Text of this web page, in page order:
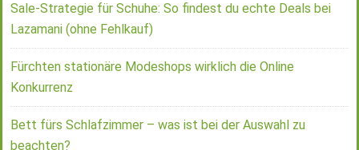
Sale-Strategie für Schuhe: So findest du echte Deals bei
Lazamani (ohne Fehlkauf)
Fürchten stationäre Modeshops wirklich die Online
Konkurrenz
Bett fürs Schlafzimmer – was ist bei der Auswahl zu
beachten?